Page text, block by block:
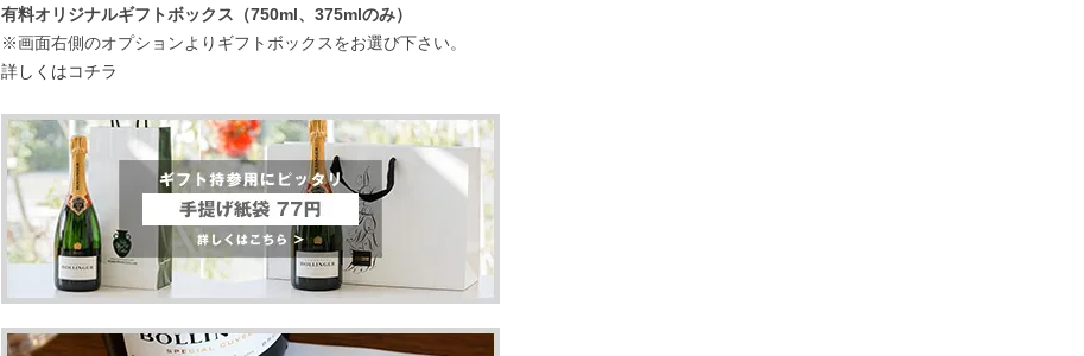
有料オリジナルギフトボックス（750ml、375mlのみ）
※画面右側のオプションよりギフトボックスをお選び下さい。
詳しくはコチラ